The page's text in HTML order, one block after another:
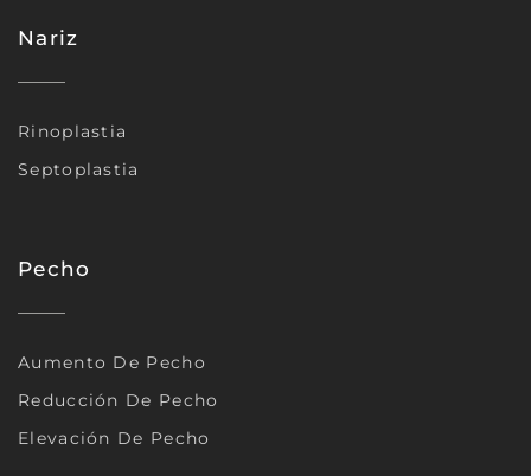
Nariz
Rinoplastia
Septoplastia
Pecho
Aumento De Pecho
Reducción De Pecho
Elevación De Pecho